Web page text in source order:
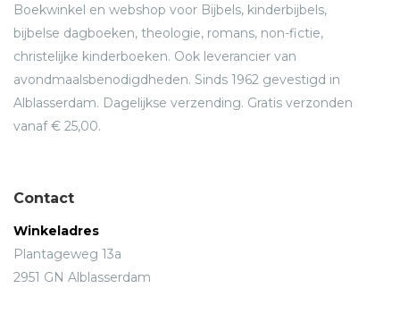
Boekwinkel en webshop voor Bijbels, kinderbijbels,
bijbelse dagboeken, theologie, romans, non-fictie,
christelijke kinderboeken. Ook leverancier van
avondmaalsbenodigdheden. Sinds 1962 gevestigd in
Alblasserdam. Dagelijkse verzending. Gratis verzonden
vanaf € 25,00.
Contact
Winkeladres
Plantageweg 13a
2951 GN Alblasserdam